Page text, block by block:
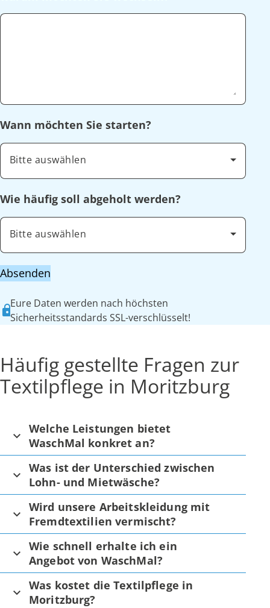
Wann möchten Sie starten?
Bitte auswählen
Wie häufig soll abgeholt werden?
Bitte auswählen
Absenden
Eure Daten werden nach höchsten
Sicherheitsstandards SSL-verschlüsselt!
Häufig gestellte Fragen zur
Textilpflege in Moritzburg
Welche Leistungen bietet
WaschMal konkret an?
Was ist der Unterschied zwischen
Lohn- und Mietwäsche?
Wird unsere Arbeitskleidung mit
Fremdtextilien vermischt?
Wie schnell erhalte ich ein
Angebot von WaschMal?
Was kostet die Textilpflege in
Moritzburg?